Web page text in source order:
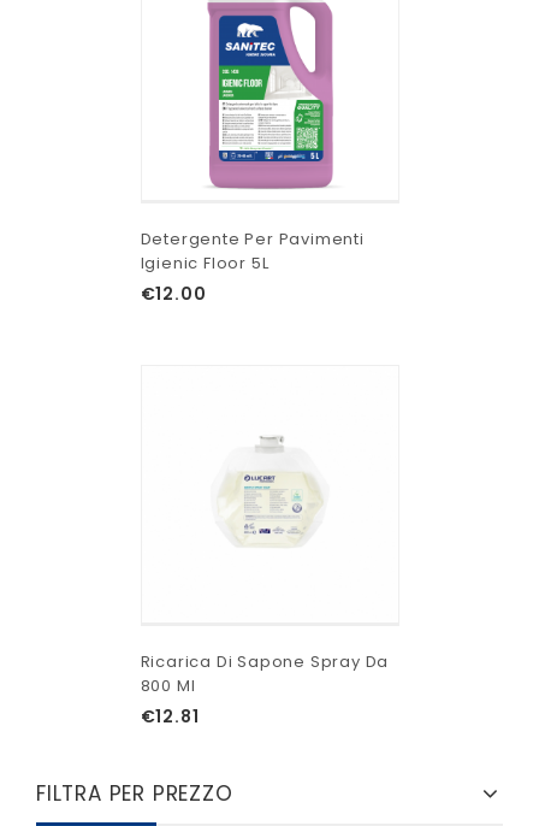
Detergente Per Pavimenti
Igienic Floor 5L
€12.00
Ricarica Di Sapone Spray Da
800 Ml
€12.81
FILTRA PER PREZZO